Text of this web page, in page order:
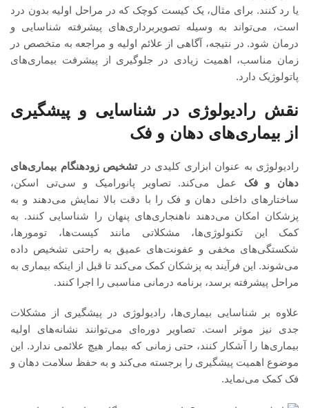
یا رد کنند. برای مثال، یک کیست کوچک که در مراحل اولیه بدون درد
است، می‌تواند به وسیله تصویربرداری‌های پیشرفته شناسایی و
درمان شود. در نتیجه، آگاهی از علائم اولیه و مراجعه به متخصص در
زمان مناسب، اهمیت زیادی در جلوگیری از پیشرفت بیماری‌های
پاتولوژیک دارد.
نقش رادیولوژی در شناسایی و پیشگیری
از بیماری‌های دهان و فک
رادیولوژی به عنوان ابزاری کلیدی درتشخیص زودهنگام بیماری‌های
دهان و فک عمل می‌کند. تصاویر پانورامیک و سی‌تی اسکن،
ساختارهای داخلی دهان و فک را با دقت بالا نمایش می‌دهند و به
پزشکان امکان می‌دهند ناهنجاری‌های پنهان را شناسایی کنند. به
کمک این تکنولوژی‌ها، مشکلاتی مانند کیست‌ها، تومورها،
شکستگی‌های مخفی و عفونت‌های عمیق به راحتی تشخیص داده
می‌شوند. این فرآیند به پزشکان کمک می‌کند تا قبل از اینکه بیماری به
مراحل پیشرفته برسد، برنامه درمانی مناسبی را اجرا کنند.
علاوه بر شناسایی بیماری‌ها، رادیولوژی در پیشگیری از مشکلات
جدی نیز موثر است. تصاویر دوره‌ای می‌توانند نشانه‌های اولیه
بیماری‌ها را آشکار کنند، حتی زمانی که بیمار هیچ علائمی ندارد. این
موضوع اهمیت پیشگیری را برجسته می‌کند و به حفظ سلامت دهان و
فک کمک می‌نماید.